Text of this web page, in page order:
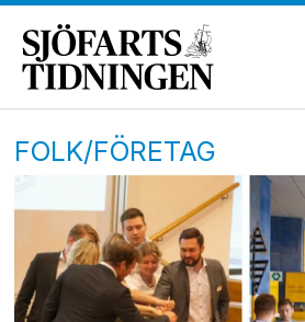
FOLK/FÖRETAG